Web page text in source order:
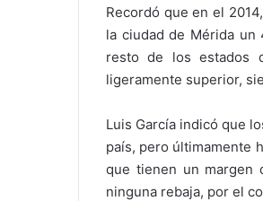
Recordó que en el
la ciudad de Mérida
resto de los estados
ligeramente superior,
Luis García indicó que
país, pero últimamente
que tienen un margen
ninguna rebaja, por el